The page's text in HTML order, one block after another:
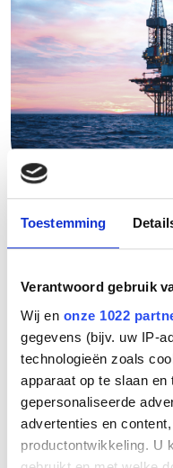
Toestemming
Verantwoord gebruik
Wij en onze 1022
gegevens (bijv. uw IP-
technologieën zoals
apparaat op te slaan
gepersonaliseerde
advertenties en
productontwikkeling. U
QATARGAS
Qatargas is de grootste
Voor platform QW 8 en 9 is
glasvezelversterkte
voordeel van
beschermen tegen corrosie
kwaliteitseisen die gesteld
Terug naar Projecten